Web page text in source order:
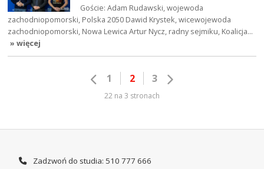
Goście: Adam Rudawski, wojewoda
zachodniopomorski, Polska 2050 Dawid Krystek, wicewojewoda
zachodniopomorski, Nowa Lewica Artur Nycz, radny sejmiku, Koalicja…
» więcej
1 2 3
22 na 3 stronach
Zadzwoń do studia: 510 777 666